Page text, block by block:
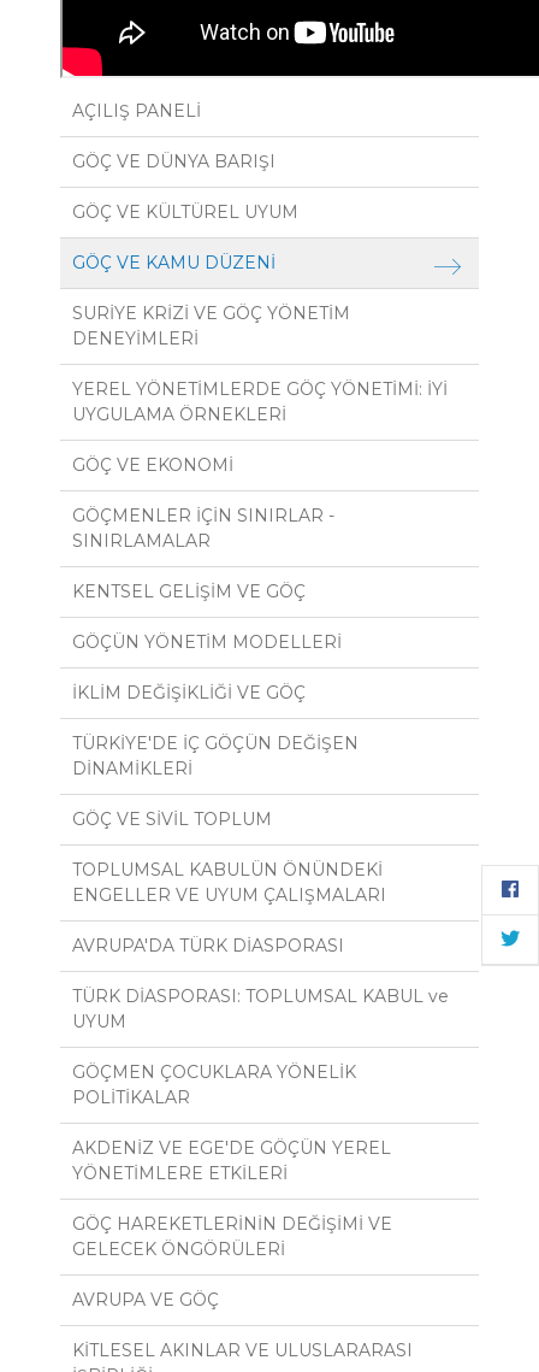
AÇILIŞ PANELİ
GÖÇ VE DÜNYA BARIŞI
GÖÇ VE KÜLTÜREL UYUM
GÖÇ VE KAMU DÜZENİ
SURİYE KRİZİ VE GÖÇ YÖNETİM
DENEYİMLERİ
YEREL YÖNETİMLERDE GÖÇ YÖNETİMİ: İYİ
UYGULAMA ÖRNEKLERİ
GÖÇ VE EKONOMİ
GÖÇMENLER İÇİN SINIRLAR -
SINIRLAMALAR
KENTSEL GELİŞİM VE GÖÇ
GÖÇÜN YÖNETİM MODELLERİ
İKLİM DEĞİŞİKLİĞİ VE GÖÇ
TÜRKİYE'DE İÇ GÖÇÜN DEĞİŞEN
DİNAMİKLERİ
GÖÇ VE SİVİL TOPLUM
TOPLUMSAL KABULÜN ÖNÜNDEKİ
ENGELLER VE UYUM ÇALIŞMALARI
AVRUPA'DA TÜRK DİASPORASI
TÜRK DİASPORASI: TOPLUMSAL KABUL ve
UYUM
GÖÇMEN ÇOCUKLARA YÖNELİK
POLİTİKALAR
AKDENİZ VE EGE'DE GÖÇÜN YEREL
YÖNETİMLERE ETKİLERİ
GÖÇ HAREKETLERİNİN DEĞİŞİMİ VE
GELECEK ÖNGÖRÜLERİ
AVRUPA VE GÖÇ
KİTLESEL AKINLAR VE ULUSLARARASI